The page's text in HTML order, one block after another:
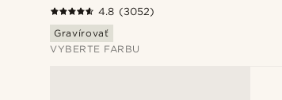
4.8 (3052)
Gravírovať
VYBERTE FARBU